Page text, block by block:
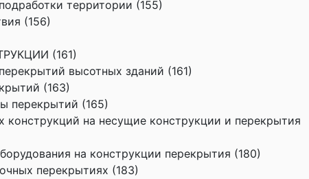
территории (155)
(156)
(161)
высотных зданий (161)
(163)
перекрытий (165)
конструкций на несущие конструкции и перекрытия
на конструкции перекрытия (180)
перекрытиях (183)